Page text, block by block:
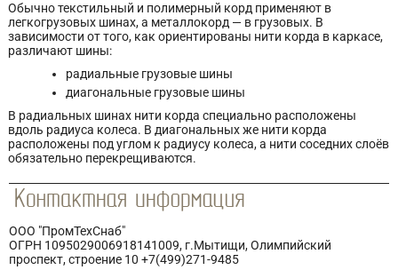
Обычно текстильный и полимерный корд применяют в
легкогрузовых шинах, а металлокорд — в грузовых. В
зависимости от того, как ориентированы нити корда в каркасе,
различают шины:
радиальные грузовые шины
диагональные грузовые шины
В радиальных шинах нити корда специально расположены
вдоль радиуса колеса. В диагональных же нити корда
расположены под углом к радиусу колеса, а нити соседних слоёв
обязательно перекрещиваются.
ООО "ПромТехСнаб"
ОГРН 1095029006918141009, г.Мытищи, Олимпийский
проспект, строение 10 +7(499)271-9485